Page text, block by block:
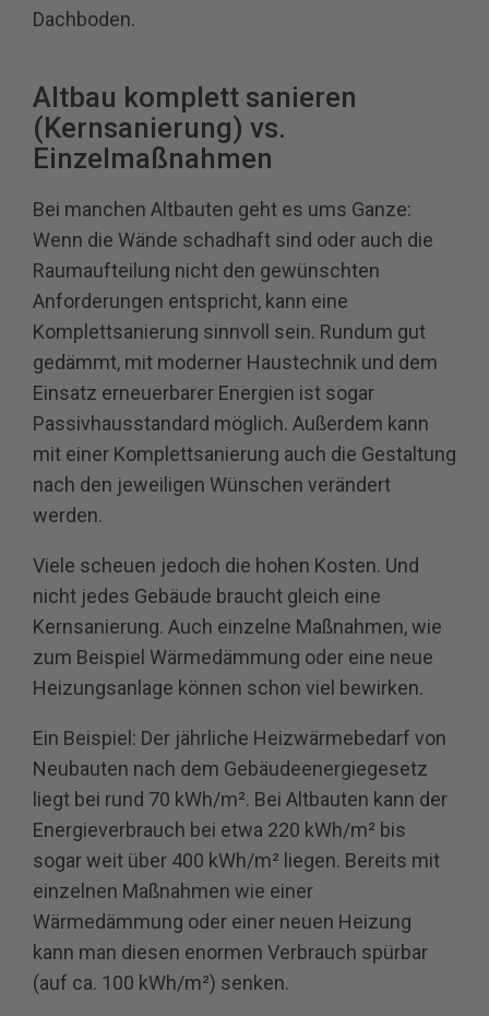
Dachboden.
Altbau komplett sanieren
(Kernsanierung) vs.
Einzelmaßnahmen
Bei manchen Altbauten geht es ums Ganze:
Wenn die Wände schadhaft sind oder auch die
Raumaufteilung nicht den gewünschten
Anforderungen entspricht, kann eine
Komplettsanierung sinnvoll sein. Rundum gut
gedämmt, mit moderner Haustechnik und dem
Einsatz erneuerbarer Energien ist sogar
Passivhausstandard möglich. Außerdem kann
mit einer Komplettsanierung auch die Gestaltung
nach den jeweiligen Wünschen verändert
werden.
Viele scheuen jedoch die hohen Kosten. Und
nicht jedes Gebäude braucht gleich eine
Kernsanierung. Auch einzelne Maßnahmen, wie
zum Beispiel Wärmedämmung oder eine neue
Heizungsanlage können schon viel bewirken.
Ein Beispiel: Der jährliche Heizwärmebedarf von
Neubauten nach dem Gebäudeenergiegesetz
liegt bei rund 70 kWh/m². Bei Altbauten kann der
Energieverbrauch bei etwa 220 kWh/m² bis
sogar weit über 400 kWh/m² liegen. Bereits mit
einzelnen Maßnahmen wie einer
Wärmedämmung oder einer neuen Heizung
kann man diesen enormen Verbrauch spürbar
(auf ca. 100 kWh/m²) senken.